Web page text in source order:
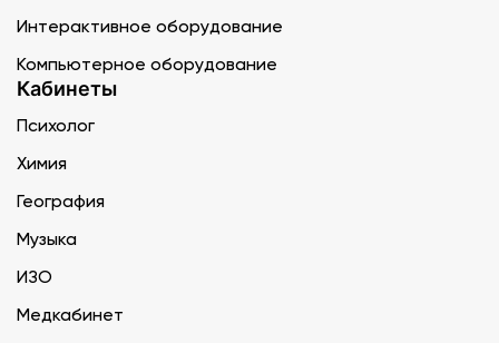
Интерактивное оборудование
Компьютерное оборудование
Кабинеты
Психолог
Химия
География
Музыка
ИЗО
Медкабинет